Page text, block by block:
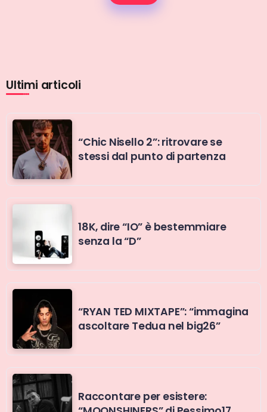
Ultimi articoli
“Chic Nisello 2”: ritrovare se
stessi dal punto di partenza
18K, dire “IO” è bestemmiare
senza la “D”
“RYAN TED MIXTAPE”: “immagina
ascoltare Tedua nel big26”
Raccontare per esistere: